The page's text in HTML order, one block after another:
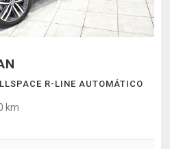
R-LINE AUTOMÁTICO
km